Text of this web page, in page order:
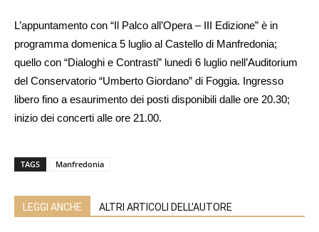
L’appuntamento con “Il Palco all’Opera – III Edizione” è in
programma domenica 5 luglio al Castello di Manfredonia;
quello con “Dialoghi e Contrasti” lunedì 6 luglio nell’Auditorium
del Conservatorio “Umberto Giordano” di Foggia. Ingresso
libero fino a esaurimento dei posti disponibili dalle ore 20.30;
inizio dei concerti alle ore 21.00.
TAGS Manfredonia
LEGGI ANCHE ALTRI ARTICOLI DELL'AUTORE